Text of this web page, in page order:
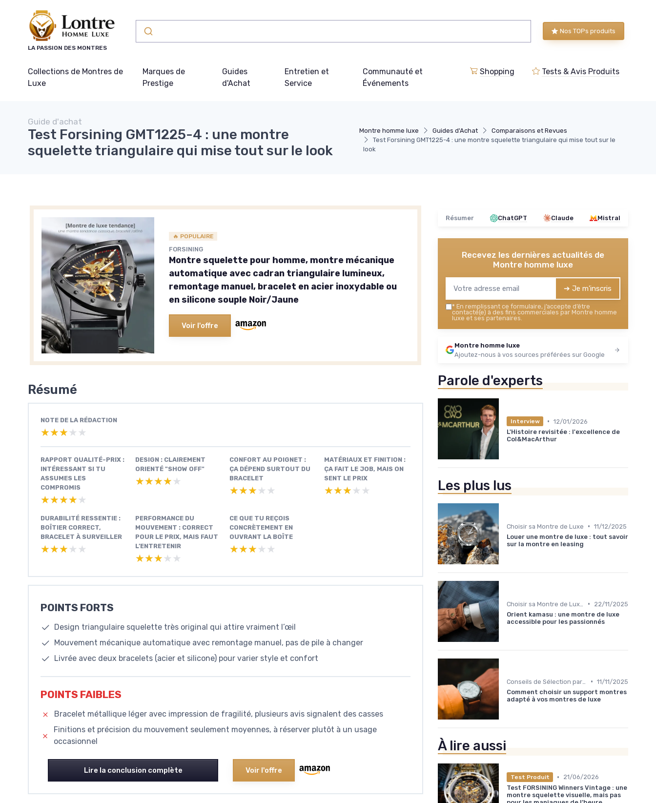
LA PASSION DES MONTRES
Nos TOPs produits
Collections de Montres de
Luxe
Marques de
Prestige
Guides
d'Achat
Entretien et
Service
Communauté et
Événements
Shopping Tests & Avis Produits
Montre homme luxe Guides d'Achat
Comparaisons et Revues
Test Forsining GMT1225-4 : une montre squelette triangulaire qui mise tout sur le
look
Guide d'achat
Test Forsining GMT1225-4 : une montre
squelette triangulaire qui mise tout sur le look
🔥 POPULAIRE
FORSINING
Montre squelette pour homme, montre mécanique
automatique avec cadran triangulaire lumineux,
remontage manuel, bracelet en acier inoxydable ou
en silicone souple Noir/Jaune
Voir l'offre
Résumé
NOTE DE LA RÉDACTION
★★★★★
★★★★★
RAPPORT QUALITÉ-PRIX :
INTÉRESSANT SI TU
ASSUMES LES
COMPROMIS
★★★★★
★★★★★
DESIGN : CLAIREMENT
ORIENTÉ "SHOW OFF"
★★★★★
★★★★★
CONFORT AU POIGNET :
ÇA DÉPEND SURTOUT DU
BRACELET
★★★★★
★★★★★
MATÉRIAUX ET FINITION :
ÇA FAIT LE JOB, MAIS ON
SENT LE PRIX
★★★★★
★★★★★
DURABILITÉ RESSENTIE :
BOÎTIER CORRECT,
BRACELET À SURVEILLER
★★★★★
★★★★★
PERFORMANCE DU
MOUVEMENT : CORRECT
POUR LE PRIX, MAIS FAUT
L’ENTRETENIR
★★★★★
★★★★★
CE QUE TU REÇOIS
CONCRÈTEMENT EN
OUVRANT LA BOÎTE
★★★★★
★★★★★
POINTS FORTS
Design triangulaire squelette très original qui attire vraiment l’œil
Mouvement mécanique automatique avec remontage manuel, pas de pile à changer
Livrée avec deux bracelets (acier et silicone) pour varier style et confort
POINTS FAIBLES
Bracelet métallique léger avec impression de fragilité, plusieurs avis signalent des casses
Finitions et précision du mouvement seulement moyennes, à réserver plutôt à un usage
occasionnel
Lire la conclusion complète Voir l'offre
Résumer ChatGPT Claude Mistral
Recevez les dernières actualités de
Montre homme luxe
➔ Je m'inscris
* En remplissant ce formulaire, j’accepte d’être
contacté(e) à des fins commerciales par Montre homme
luxe et ses partenaires.
Montre homme luxe
Ajoutez-nous à vos sources préférées sur Google
Parole d'experts
Interview • 12/01/2026
L'Histoire revisitée : l'excellence de
Col&MacArthur
Les plus lus
Choisir sa Montre de Luxe • 11/12/2025
Louer une montre de luxe : tout savoir
sur la montre en leasing
•
22/11/2025
Orient kamasu : une montre de luxe
accessible pour les passionnés
• 11/11/2025
Comment choisir un support montres
adapté à vos montres de luxe
À lire aussi
Test Produit •
21/06/2026
Test FORSINING Winners Vintage : une
montre squelette visuelle, mais pas